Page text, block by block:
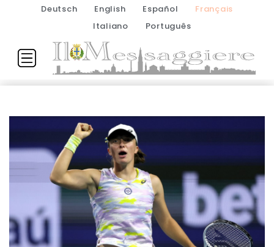
Deutsch English Español
Français
Italiano
Português